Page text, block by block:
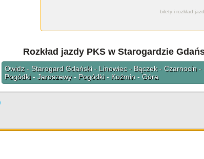
bilety i rozkład
Rozkład jazdy PKS w Starogardzie
Owidz - Starogard Gdański - Linowiec - Bączek - Czarnocin
Pogódki - Jaroszewy - Pogódki - Koźmin - Góra